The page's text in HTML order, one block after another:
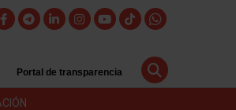
Portal de transparencia